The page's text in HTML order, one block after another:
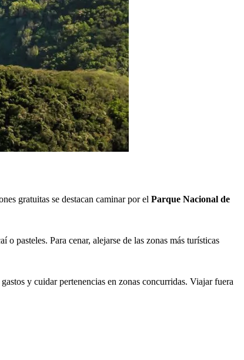
gratuitas se destacan caminar por el Parque Nacional de
pasteles. Para cenar, alejarse de las zonas más turísticas
y cuidar pertenencias en zonas concurridas. Viajar fuera